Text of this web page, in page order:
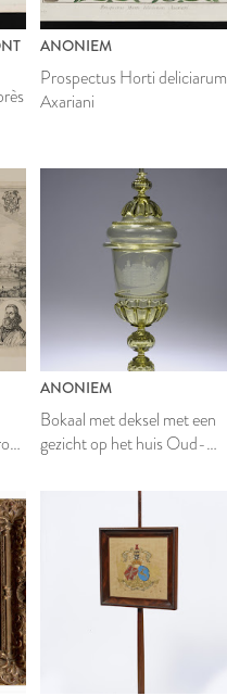
ANONIEM
Prospectus Horti deliciarum
Axariani
ANONIEM
Bokaal met deksel met een
gezicht op het huis Oud-